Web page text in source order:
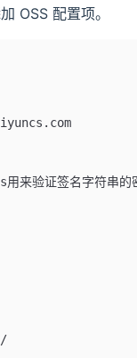
OSS 配置项。
来验证签名字符串的